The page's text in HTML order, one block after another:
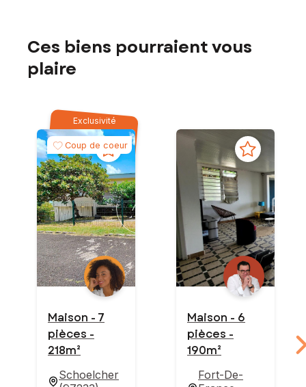
Ces biens pourraient vous
plaire
Exclusivité
Coup de coeur
Maison - 7
pièces -
218m²
Schoelcher
Maison - 6
pièces -
190m²
Fort-De-